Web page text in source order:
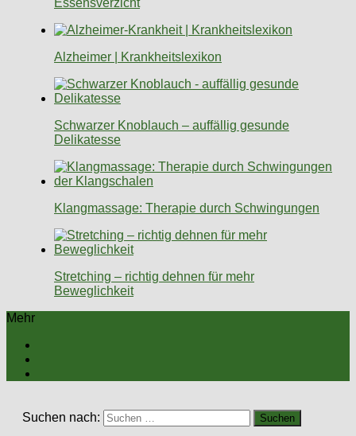
Alzheimer | Krankheitslexikon
Schwarzer Knoblauch – auffällig gesunde
Delikatesse
Klangmassage: Therapie durch Schwingungen
Stretching – richtig dehnen für mehr
Beweglichkeit
Mehr
Suchen nach: